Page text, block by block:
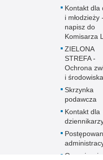
Kontakt dla
i młodzieży -
napisz do
Komisarza
ZIELONA
STREFA -
Ochrona
i środowiska
Skrzynka
podawcza
Kontakt dla
Organizacja